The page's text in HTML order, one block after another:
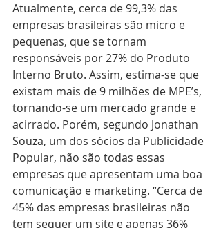
Atualmente, cerca de 99,3% das
empresas brasileiras são micro e
pequenas, que se tornam
responsáveis por 27% do Produto
Interno Bruto. Assim, estima-se que
existam mais de 9 milhões de MPE’s,
tornando-se um mercado grande e
acirrado. Porém, segundo Jonathan
Souza, um dos sócios da Publicidade
Popular, não são todas essas
empresas que apresentam uma boa
comunicação e marketing. “Cerca de
45% das empresas brasileiras não
tem sequer um site e apenas 36%